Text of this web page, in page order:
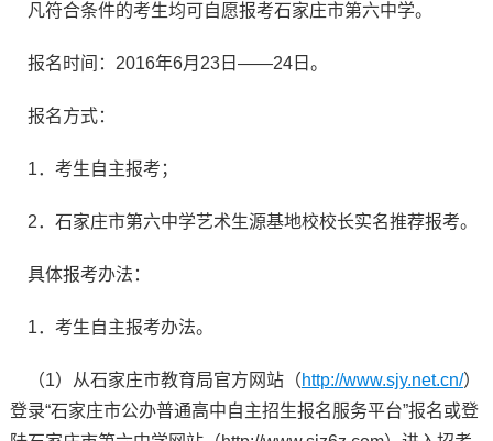
凡符合条件的考生均可自愿报考石家庄市第六中学。
报名时间：2016年6月23日——24日。
报名方式：
1．考生自主报考；
2．石家庄市第六中学艺术生源基地校校长实名推荐报考。
具体报考办法：
1．考生自主报考办法。
（1）从石家庄市教育局官方网站（http://www.sjy.net.cn/）
登录“石家庄市公办普通高中自主招生报名服务平台”报名或登